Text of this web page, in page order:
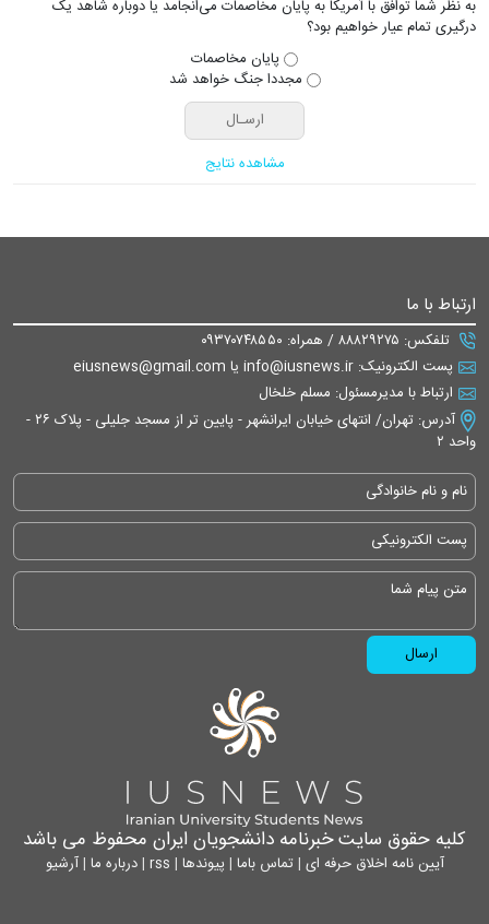
به نظر شما توافق با آمریکا به پایان مخاصمات می‌انجامد یا دوباره شاهد یک
درگیری تمام عیار خواهیم بود؟
پایان مخاصمات
مجددا جنگ خواهد شد
مشاهده نتایج
ارتباط با ما
تلفکس: ۸۸۸۲۹۲۷۵ / همراه: ۰۹۳۷۰۷۴۸۵۵۰
پست الکترونیک: info@iusnews.ir یا eiusnews@gmail.com
ارتباط با مدیرمسئول: مسلم خلخال
آدرس: تهران/ انتهای خیابان ایرانشهر - پایین تر از مسجد جلیلی - پلاک ۲۶ -
واحد ۲
کلیه حقوق سایت خبرنامه دانشجویان ایران محفوظ می باشد
آیین نامه اخلاق حرفه ای | تماس باما | پیوندها |
rss
|درباره ما |آرشیو